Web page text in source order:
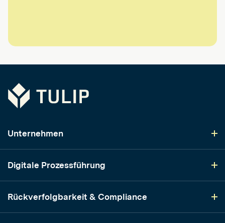
Tulip
Unternehmen
Digitale Prozessführung
Rückverfolgbarkeit & Compliance